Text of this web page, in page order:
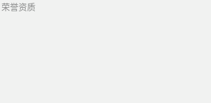
荣誉资质